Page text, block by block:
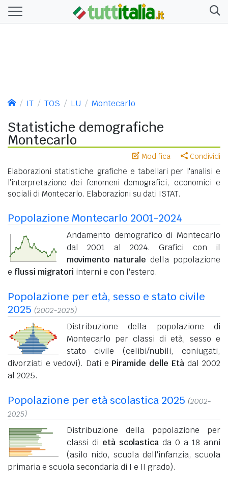
IT TOS LU Montecarlo
Statistiche demografiche
Montecarlo
Modifica Condividi
Elaborazioni statistiche grafiche e tabellari per l'analisi e
l'interpretazione dei fenomeni demografici, economici e
sociali di Montecarlo. Elaborazioni su dati ISTAT.
Popolazione Montecarlo 2001-2024
Andamento demografico di Montecarlo
dal 2001 al 2024. Grafici con il
movimento naturale della popolazione
e flussi migratori interni e con l'estero.
Popolazione per età, sesso e stato civile
2025 (2002-2025)
Distribuzione della popolazione di
Montecarlo per classi di età, sesso e
stato civile (celibi/nubili, coniugati,
divorziati e vedovi). Dati e Piramide delle Età dal 2002
al 2025.
Popolazione per età scolastica 2025 (2002-
2025)
Distribuzione della popolazione per
classi di età scolastica da 0 a 18 anni
(asilo nido, scuola dell'infanzia, scuola
primaria e scuola secondaria di I e II grado).